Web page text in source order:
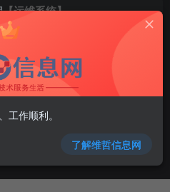
【运维系统】
作顺利。
了解维哲信息网